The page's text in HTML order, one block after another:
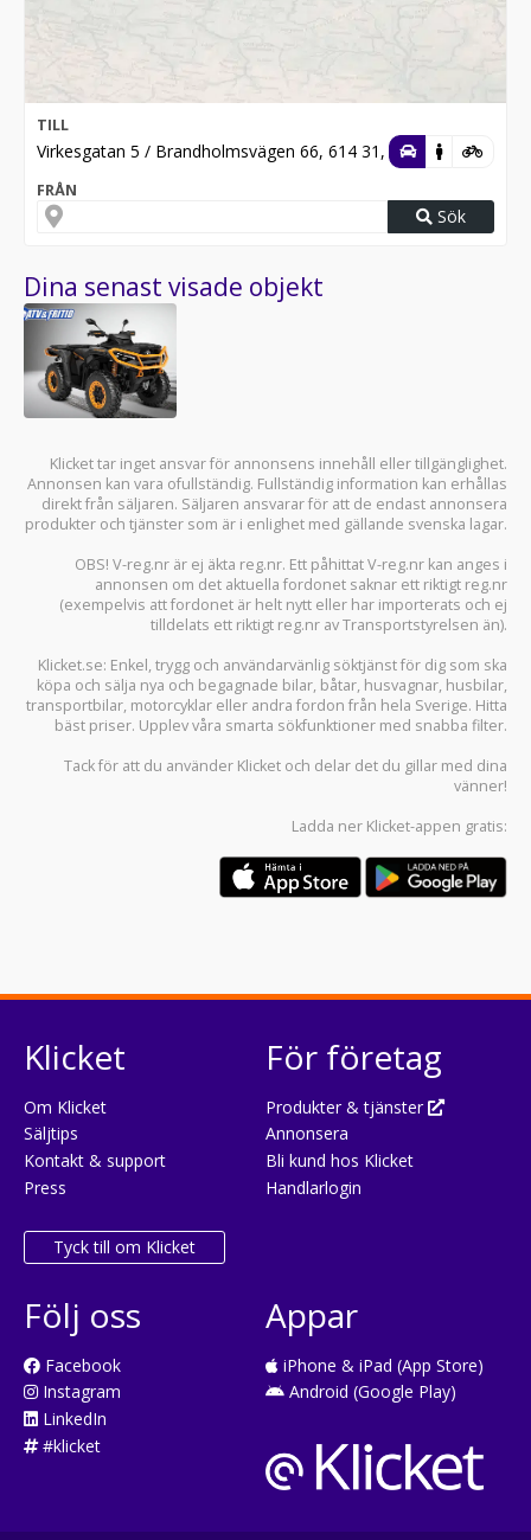
TILL
Virkesgatan 5 / Brandholmsvägen 66, 614 31, Söderköping
FRÅN
Sök
Dina senast visade objekt
Klicket tar inget ansvar för annonsens innehåll eller tillgänglighet.
Annonsen kan vara ofullständig. Fullständig information kan erhållas
direkt från säljaren. Säljaren ansvarar för att de endast annonsera
produkter och tjänster som är i enlighet med gällande svenska lagar.
OBS! V-reg.nr är ej äkta reg.nr. Ett påhittat V-reg.nr kan anges i
annonsen om det aktuella fordonet saknar ett riktigt reg.nr
(exempelvis att fordonet är helt nytt eller har importerats och ej
tilldelats ett riktigt reg.nr av Transportstyrelsen än).
Klicket.se: Enkel, trygg och användarvänlig söktjänst för dig som ska
köpa och sälja nya och begagnade bilar, båtar, husvagnar, husbilar,
transportbilar, motorcyklar eller andra fordon från hela Sverige. Hitta
bäst priser. Upplev våra smarta sökfunktioner med snabba filter.
Tack för att du använder Klicket och delar det du gillar med dina
vänner!
Ladda ner Klicket-appen gratis:
Klicket
Om Klicket
Säljtips
Kontakt & support
Press
Tyck till om Klicket
För företag
Produkter & tjänster
Annonsera
Bli kund hos Klicket
Handlarlogin
Följ oss
Facebook
Instagram
LinkedIn
#klicket
Appar
iPhone & iPad (App Store)
Android (Google Play)